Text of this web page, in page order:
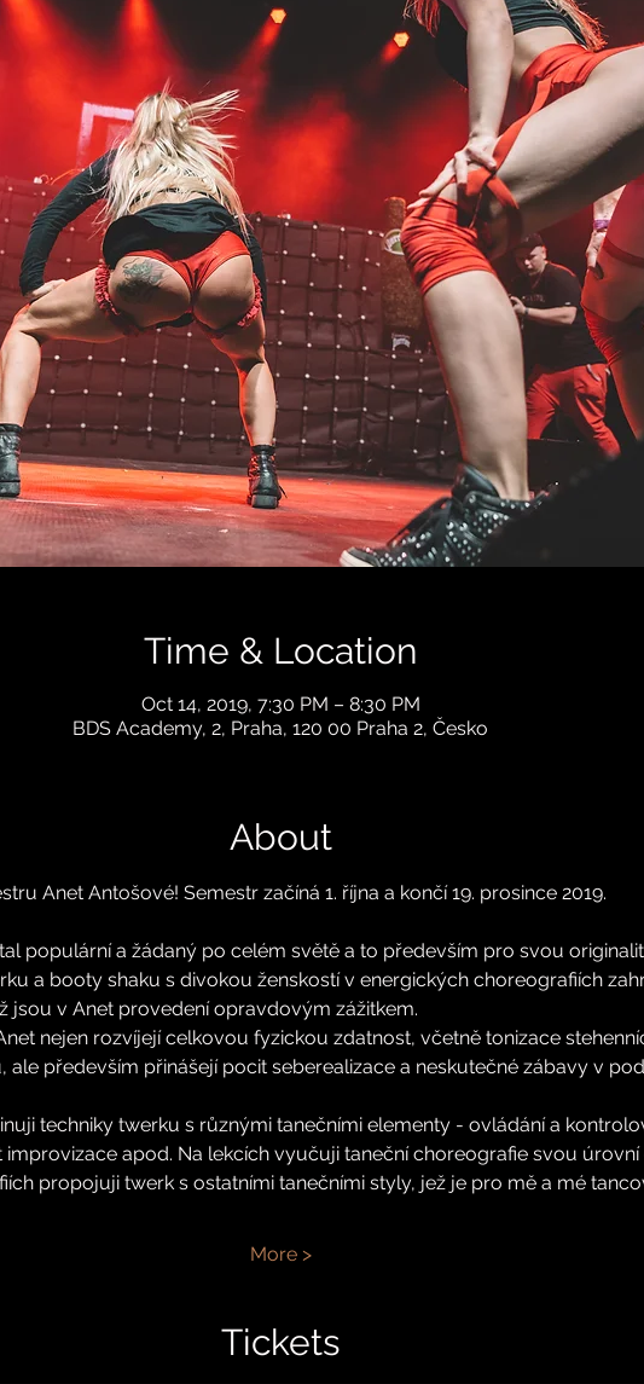
Time & Location
Oct 14, 2019, 7:30 PM – 8:30 PM
BDS Academy, 2, Praha, 120 00 Praha 2, Česko
About
Anet Antošové! Semestr začíná 1. října a končí 19. prosince 2019.
populární a žádaný po celém světě a to především pro svou
a booty shaku s divokou ženskostí v energických choreografiích
jsou v Anet provedení opravdovým zážitkem.
nejen rozvíjejí celkovou fyzickou zdatnost, včetně tonizace
ale především přinášejí pocit seberealizace a neskutečné zábavy v
techniky twerku s různými tanečními elementy - ovládání a
improvizace apod. Na lekcích vyučuji taneční choreografie svou
propojuji twerk s ostatními tanečními styly, jež je pro mě a mé
More >
Tickets